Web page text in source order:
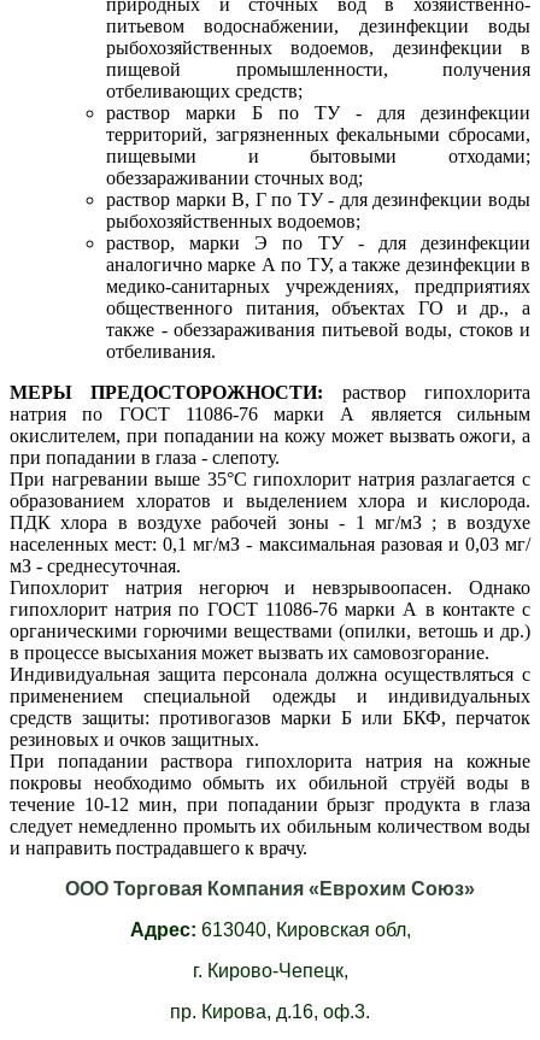
природных и сточных вод в хозяйственно-
питьевом водоснабжении, дезинфекции воды
рыбохозяйственных водоемов, дезинфекции в
пищевой промышленности, получения
отбеливающих средств;
раствор марки Б по ТУ - для дезинфекции
территорий, загрязненных фекальными сбросами,
пищевыми и бытовыми отходами;
обеззараживании сточных вод;
раствор марки В, Г по ТУ - для дезинфекции воды
рыбохозяйственных водоемов;
раствор, марки Э по ТУ - для дезинфекции
аналогично марке А по ТУ, а также дезинфекции в
медико-санитарных учреждениях, предприятиях
общественного питания, объектах ГО и др., а
также - обеззараживания питьевой воды, стоков и
отбеливания.
МЕРЫ ПРЕДОСТОРОЖНОСТИ: раствор гипохлорита
натрия по ГОСТ 11086-76 марки А является сильным
окислителем, при попадании на кожу может вызвать ожоги, а
при попадании в глаза - слепоту.
При нагревании выше 35°С гипохлорит натрия разлагается с
образованием хлоратов и выделением хлора и кислорода.
ПДК хлора в воздухе рабочей зоны - 1 мг/мЗ ; в воздухе
населенных мест: 0,1 мг/мЗ - максимальная разовая и 0,03 мг/
мЗ - среднесуточная.
Гипохлорит натрия негорюч и невзрывоопасен. Однако
гипохлорит натрия по ГОСТ 11086-76 марки А в контакте с
органическими горючими веществами (опилки, ветошь и др.)
в процессе высыхания может вызвать их самовозгорание.
Индивидуальная защита персонала должна осуществляться с
применением специальной одежды и индивидуальных
средств защиты: противогазов марки Б или БКФ, перчаток
резиновых и очков защитных.
При попадании раствора гипохлорита натрия на кожные
покровы необходимо обмыть их обильной струёй воды в
течение 10-12 мин, при попадании брызг продукта в глаза
следует немедленно промыть их обильным количеством воды
и направить пострадавшего к врачу.
ООО Торговая Компания «Еврохим Союз»
Адрес: 613040, Кировская обл,
г. Кирово-Чепецк,
пр. Кирова, д.16, оф.3.